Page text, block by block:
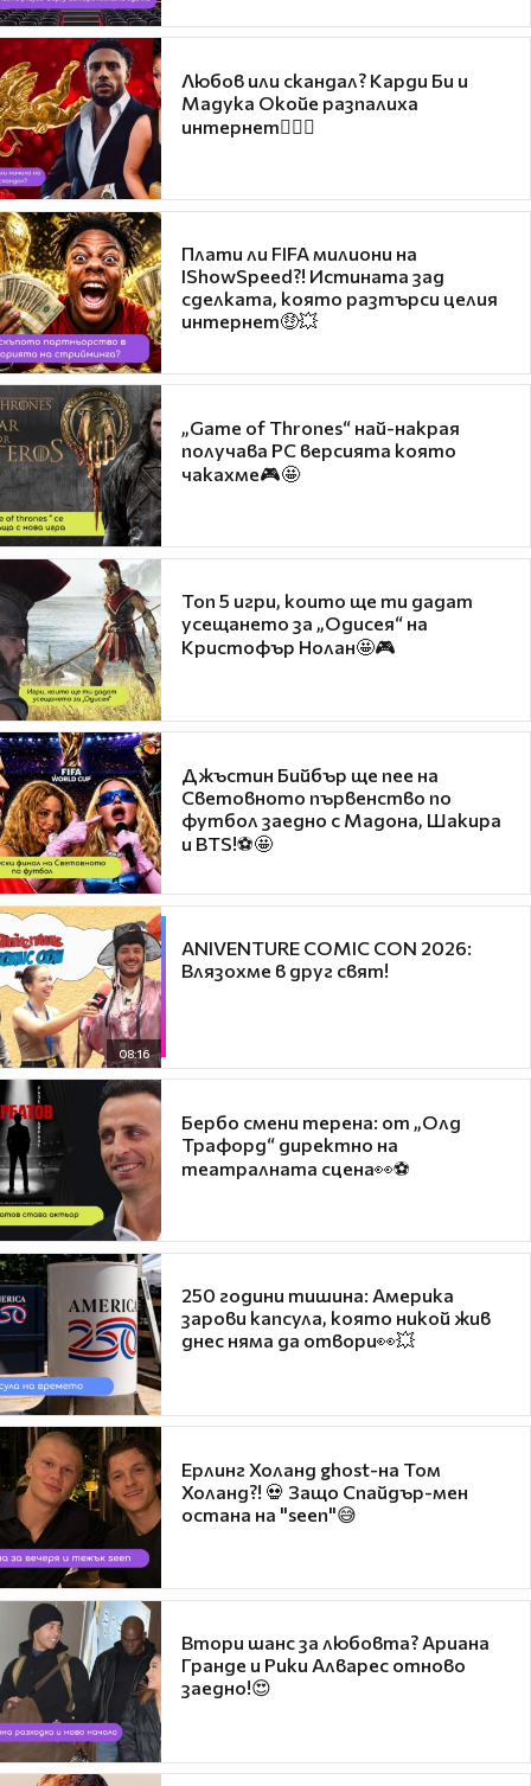
Любов или скандал? Карди Би и
Мадука Окойе разпалиха
интернет❤️‍🔥🔥
Плати ли FIFA милиони на
IShowSpeed?! Истината зад
сделката, която разтърси целия
интернет🤑💥
„Game of Thrones“ най-накрая
получава PC версията която
чакахме🎮🤩
Топ 5 игри, които ще ти дадат
усещането за „Одисея“ на
Кристофър Нолан🤩🎮
Джъстин Бийбър ще пее на
Световното първенство по
футбол заедно с Мадона, Шакира
и BTS!⚽🤩
08:16
ANIVENTURE COMIC CON 2026:
Влязохме в друг свят!
Бербо смени терена: от „Олд
Трафорд“ директно на
театралната сцена👀⚽
250 години тишина: Америка
зарови капсула, която никой жив
днес няма да отвори👀💥
Ерлинг Холанд ghost-на Том
Холанд?! 💀 Защо Спайдър-мен
остана на "seen"😅
Втори шанс за любовта? Ариана
Гранде и Рики Алварес отново
заедно!😍